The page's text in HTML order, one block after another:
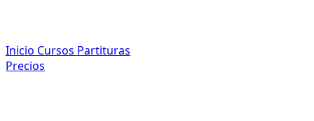
Inicio Cursos Partituras
Precios